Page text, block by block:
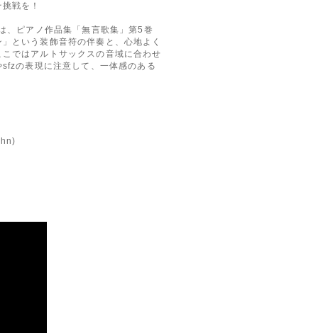
戦を！
ピアノ作品集「無言歌集」第5巻
という装飾音符の伴奏と、心地よく
ではアルトサックスの音域に合わせ
の表現に注意して、一体感のある